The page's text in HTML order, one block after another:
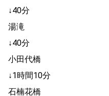
↓40分
湯滝
↓40分
小田代橋
↓1時間10分
石楠花橋